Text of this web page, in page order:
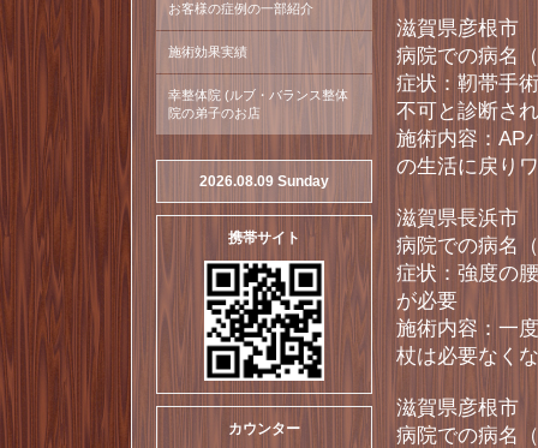
滋賀県彦根
病院での病名
症状：靭帯手
不可と診断さ
施術内容：AP
の生活に戻り
滋賀県長浜
病院での病名
症状：強度の
が必要
施術内容：一
杖は必要なく
滋賀県彦根
病院での病名
お客様の症例の一部紹介
施術効果実績
幸整体院 (ルブ・バランス整体
院の弟子のお店
2026.08.09 Sunday
携帯サイト
カウンター